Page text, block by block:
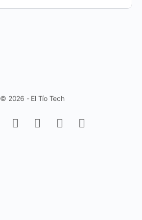
© 2026 - El Tío Tech